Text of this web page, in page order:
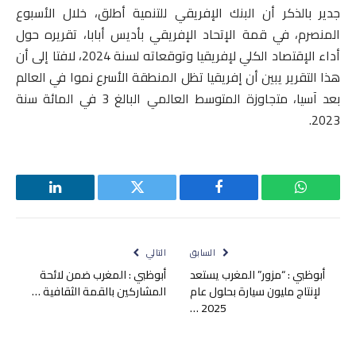
جدير بالذكر أن البنك الإفريقي للتنمية أطلق، خلال الأسبوع
المنصرم، في قمة الإتحاد الإفريقي بأديس أبابا، تقريره حول
أداء الإقتصاد الكلي لإفريقيا وتوقعاته لسنة 2024، لافتا إلى أن
هذا التقرير يبين أن إفريقيا تظل المنطقة الأسرع نموا في العالم
بعد آسيا، متجاوزة المتوسط العالمي البالغ 3 في المائة سنة
2023.
واتساب فيسبوك تويتر لينكدإن
السابق
أبوظبي : “مزور” المغرب يستعد
لإنتاج مليون سيارة بحلول عام
2025 …
التالي
أبوظبي : المغرب ضمن لائحة
المشاركين بالقمة الثقافية …